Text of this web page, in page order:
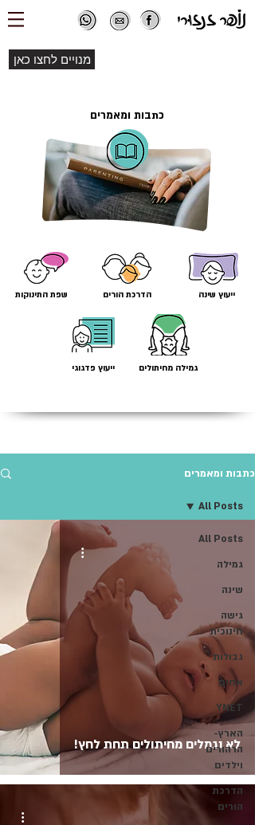
מנויים לחצו כאן
כתבות ומאמרים
שפת התינוקות הדרכת הורים ייעוץ שינה
ייעוץ פדגוגי גמילה מחיתולים
כתבות ומאמרים
All Posts
גמילה
שינה
גישה
חינוכית
גבולות
אחים
YNET
הארץ-
הרהורים
וילדים
הדרכת
הורים
All Posts
לא נגמלים מחיתולים תחת לחץ!